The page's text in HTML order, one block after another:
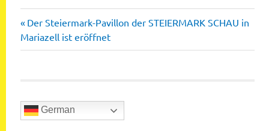
Beitragsnavigation
Vorheriger
Beitrag:
Der Steiermark-Pavillon der STEIERMARK SCHAU in
Mariazell ist eröffnet
German